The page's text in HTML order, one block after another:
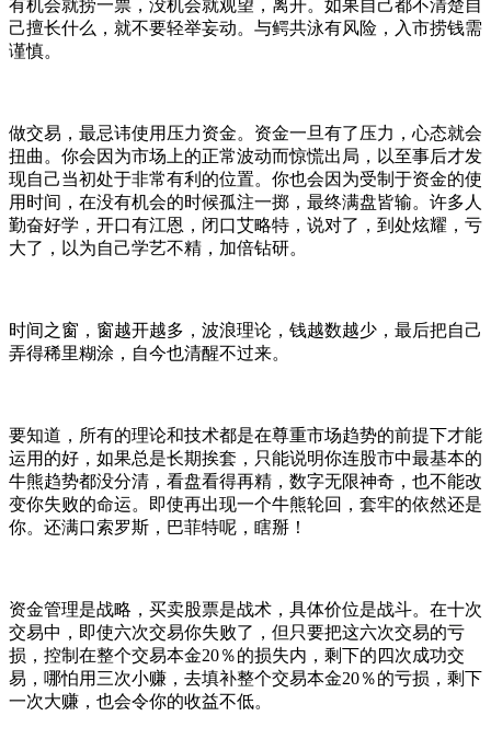
有机会就捞一票，没机会就观望，离开。如果自己都不清楚自
己擅长什么，就不要轻举妄动。与鳄共泳有风险，入市捞钱需
谨慎。
做交易，最忌讳使用压力资金。资金一旦有了压力，心态就会
扭曲。你会因为市场上的正常波动而惊慌出局，以至事后才发
现自己当初处于非常有利的位置。你也会因为受制于资金的使
用时间，在没有机会的时候孤注一掷，最终满盘皆输。许多人
勤奋好学，开口有江恩，闭口艾略特，说对了，到处炫耀，亏
大了，以为自己学艺不精，加倍钻研。
时间之窗，窗越开越多，波浪理论，钱越数越少，最后把自己
弄得稀里糊涂，自今也清醒不过来。
要知道，所有的理论和技术都是在尊重市场趋势的前提下才能
运用的好，如果总是长期挨套，只能说明你连股市中最基本的
牛熊趋势都没分清，看盘看得再精，数字无限神奇，也不能改
变你失败的命运。即使再出现一个牛熊轮回，套牢的依然还是
你。还满口索罗斯，巴菲特呢，瞎掰！
资金管理是战略，买卖股票是战术，具体价位是战斗。在十次
交易中，即使六次交易你失败了，但只要把这六次交易的亏
损，控制在整个交易本金20％的损失内，剩下的四次成功交
易，哪怕用三次小赚，去填补整个交易本金20％的亏损，剩下
一次大赚，也会令你的收益不低。